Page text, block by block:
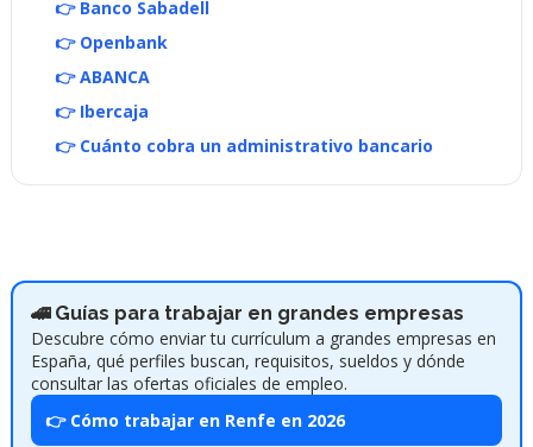
👉 Banco Sabadell
👉 Openbank
👉 ABANCA
👉 Ibercaja
👉 Cuánto cobra un administrativo bancario
🚄 Guías para trabajar en grandes empresas
Descubre cómo enviar tu currículum a grandes empresas en
España, qué perfiles buscan, requisitos, sueldos y dónde
consultar las ofertas oficiales de empleo.
👉 Cómo trabajar en Renfe en 2026